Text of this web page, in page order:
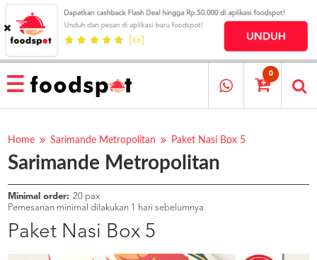
HOME
MENU
RESTAURANT
PESAN
OUR
COMPANY
KATA
MEREKA
KATALOG
LOYALTY
0
Home Sarimande Metropolitan Paket Nasi Box 5
Sarimande Metropolitan
Minimal order: 20 pax
Pemesanan minimal dilakukan 1 hari sebelumnya
Paket Nasi Box 5